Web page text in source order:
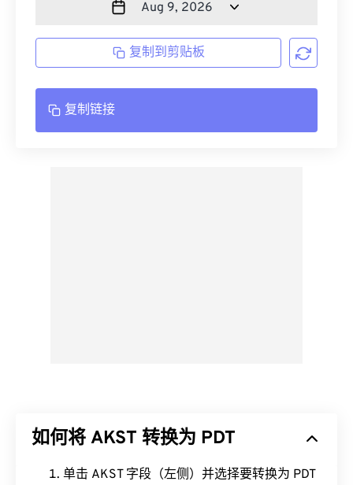
复制到剪贴板
复制链接
如何将 AKST 转换为 PDT
单击 AKST 字段（左侧）并选择要转换为 PDT